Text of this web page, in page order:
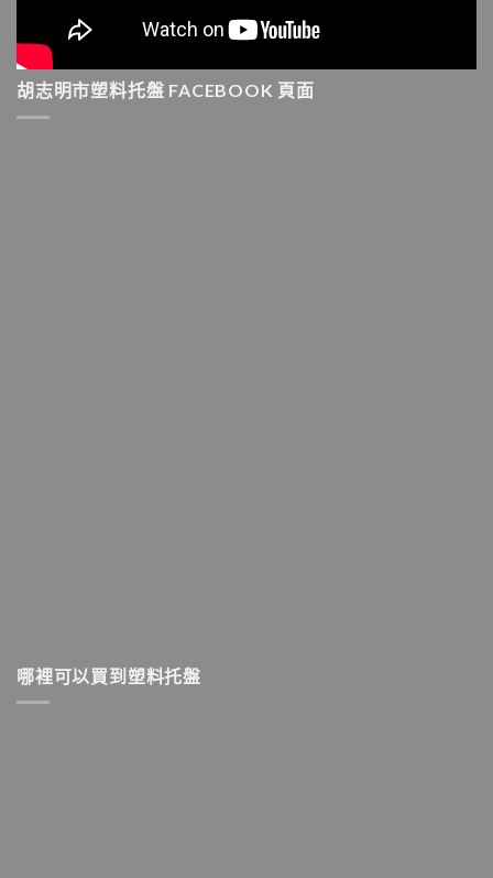
胡志明市塑料托盤 FACEBOOK 頁面
哪裡可以買到塑料托盤